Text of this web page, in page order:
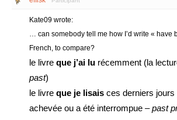
Kate09 wrote:
… can somebody tell me how I’d write « have
French, to compare?
le livre que j’ai lu récemment (la
past)
le livre que je lisais ces derniers
achevée ou a été interrompue –past